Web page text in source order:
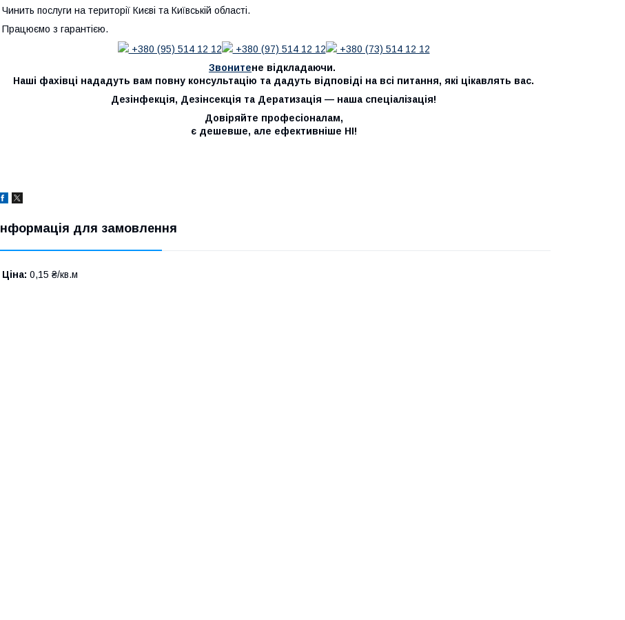
Чинить послуги на території Києві та Київській області.
Працюємо з гарантією.
+380 (95) 514 12 12
+380 (97) 514 12 12
+380 (73) 514 12 12
Звонитене відкладаючи.
Наші фахівці нададуть вам повну консультацію та дадуть відповіді на всі питання, які цікавлять вас.
Дезінфекція, Дезінсекція та Дератизація — наша спеціалізація!
Довіряйте професіоналам,
є дешевше, але ефективніше НІ!
Інформація для замовлення
Ціна: 0,15 ₴/кв.м